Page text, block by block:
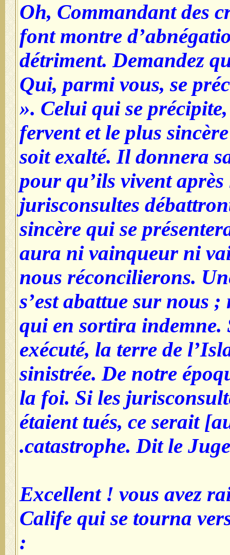
Oh, Commandant des
font montre
détriment. Demandez
Qui, parmi vous, se
». Celui qui se
fervent et le plus
soit exalté. Il donnera
pour qu’ils vivent
jurisconsultes
sincère qui se
aura ni vainqueur ni
nous réconcilierons.
s’est abattue sur nous ;
qui en sortira
exécuté, la terre de
sinistrée. De notre
la foi. Si les
étaient tués, ce serait
catastrophe. Dit le
Excellent ! vous avez
Calife qui se tourna
: